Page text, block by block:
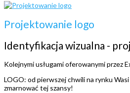
Projektowanie logo
Identyfikacja wizualna -
Kolejnymi usługami oferowanymi przez
LOGO: od pierwszej chwili na rynku
zmarnować tej szansy!